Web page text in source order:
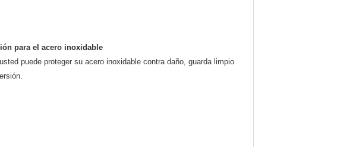
parael acero inoxidable
puede proteger su acero inoxidable contra daño, guarda limpio